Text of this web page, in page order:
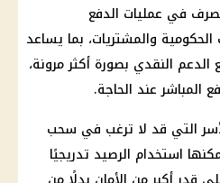
في عمليات الدفع
الحكومية والمشتريات، بما يساعد
الدعم النقدي بصورة أكثر مرونة،
المباشر عند الحاجة.
التي قد لا ترغب في سحب
استخدام الرصيد تدريجيًا